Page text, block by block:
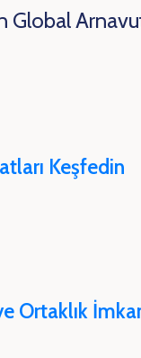
Global Arnavut
Keşfedin
Ortaklık